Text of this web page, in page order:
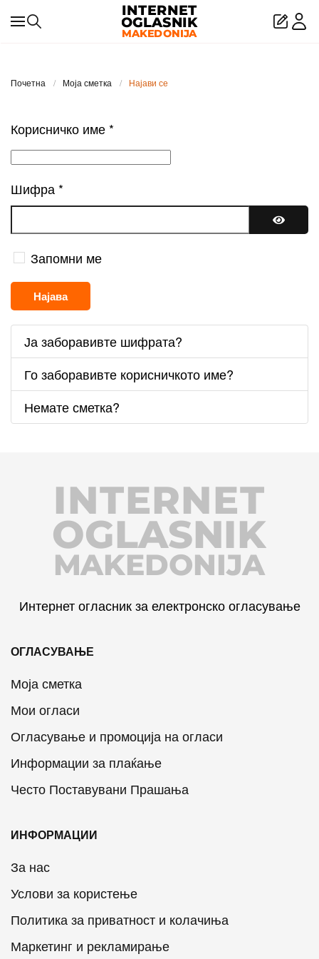
Skip to main content
Почетна Моја сметка Најави се
Корисничко име *
Шифра *
Запомни ме
Најава
Ја заборавивте шифрата?
Го заборавивте корисничкото име?
Немате сметка?
INTERNET
MAKEDONIJA
OGLASNIK
Интернет огласник за електронско огласување
ОГЛАСУВАЊЕ
Моја сметка
Мои огласи
Огласување и промоција на огласи
Информации за плаќање
Често Поставувани Прашања
ИНФОРМАЦИИ
За нас
Услови за користење
Политика за приватност и колачиња
Маркетинг и рекламирање